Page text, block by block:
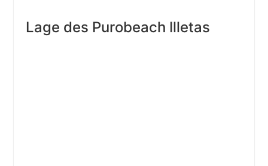
Lage des Purobeach Illetas